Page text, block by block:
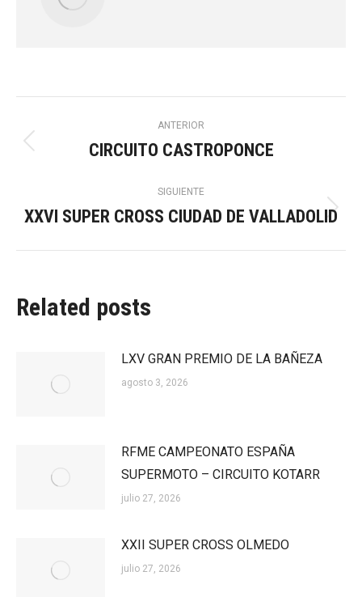
Navegación
entre
publicaciones
ANTERIOR
Publicación
CIRCUITO CASTROPONCE
SIGUIENTE
Publicación
XXVI SUPER CROSS CIUDAD DE VALLADOLID
Related posts
LXV GRAN PREMIO DE LA BAÑEZA
agosto 3, 2026
RFME CAMPEONATO ESPAÑA
SUPERMOTO – CIRCUITO KOTARR
julio 27, 2026
XXII SUPER CROSS OLMEDO
julio 27, 2026